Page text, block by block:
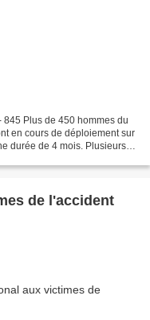
Plus de 450 hommes du
en cours de déploiement sur
durée de 4 mois. Plusieurs
de l'accident